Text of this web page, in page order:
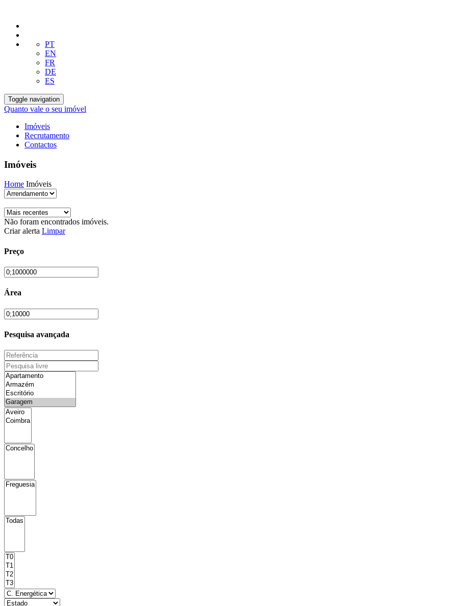
PT
EN
FR
DE
ES
Toggle navigation
Quanto vale o seu imóvel
Imóveis
Recrutamento
Contactos
Imóveis
Home Imóveis
Não foram encontrados imóveis.
Criar alerta Limpar
Preço
Área
Pesquisa avançada